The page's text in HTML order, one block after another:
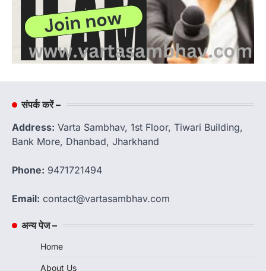
संपर्क करें –
Address: Varta Sambhav, 1st Floor, Tiwari Building,
Bank More, Dhanbad, Jharkhand
Phone: 9471721494
Email: contact@vartasambhav.com
अन्य पेज –
Home
About Us